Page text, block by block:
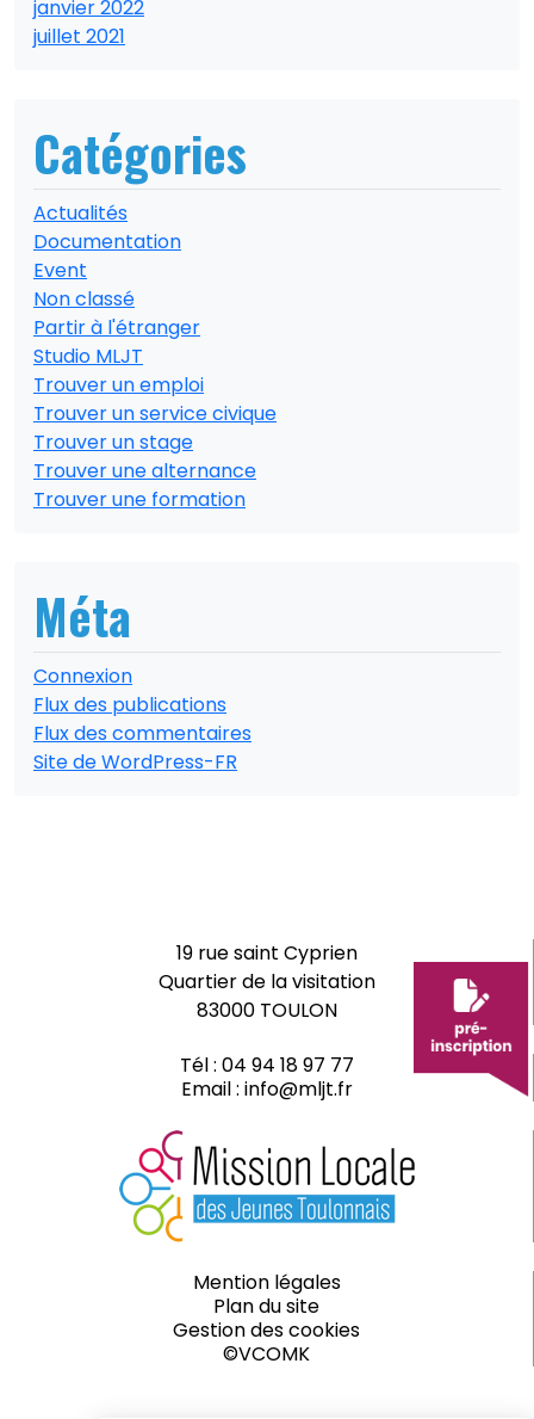
janvier 2022
juillet 2021
Catégories
Actualités
Documentation
Event
Non classé
Partir à l'étranger
Studio MLJT
Trouver un emploi
Trouver un service civique
Trouver un stage
Trouver une alternance
Trouver une formation
Méta
Connexion
Flux des publications
Flux des commentaires
Site de WordPress-FR
19 rue saint Cyprien
Quartier de la visitation
83000 TOULON
Tél : 04 94 18 97 77
Email : info@mljt.fr
Mention légales
Plan du site
Gestion des cookies
©VCOMK